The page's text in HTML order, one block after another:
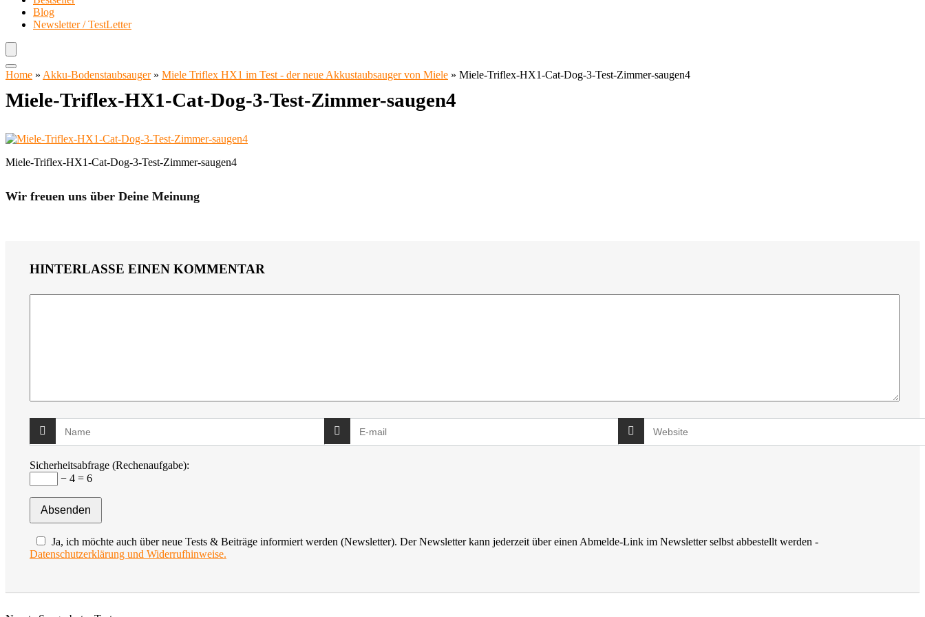
Blog
Newsletter / TestLetter
Home » Akku-Bodenstaubsauger» Miele Triflex HX1 im Test - der neue Akkustaubsauger von Miele » Miele-Triflex-HX1-Cat-Dog-3-Test-Zimmer-saugen4
Miele-Triflex-HX1-Cat-Dog-3-Test-Zimmer-saugen4
Miele-Triflex-HX1-Cat-Dog-3-Test-Zimmer-saugen4
Wir freuen uns über Deine Meinung
HINTERLASSE EINEN KOMMENTAR
Sicherheitsabfrage (Rechenaufgabe):
− 4 = 6
Ja, ich möchte auch über neue Tests & Beiträge informiert werden (Newsletter). Der Newsletter kann jederzeit über einen Abmelde-Link im Newsletter selbst abbestellt werden -
Datenschutzerklärung und Widerrufhinweise.